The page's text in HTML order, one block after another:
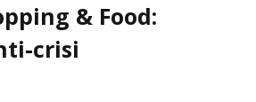
& Food:
crisi